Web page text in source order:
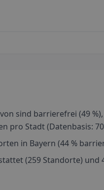
sind barrierefrei (49
pro Stadt (Datenbasis:
in Bayern (44 %
(259 Standorte) und